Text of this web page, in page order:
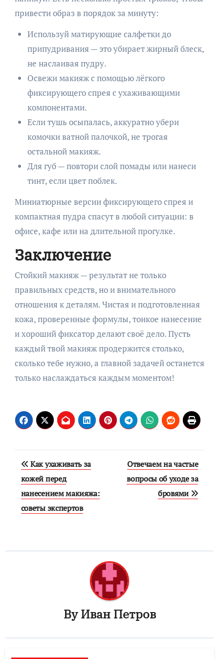
привести образ в порядок за минуту:
Используй матирующие салфетки до
припудривания — это убирает жирный блеск,
не наслаивая пудру.
Освежи макияж с помощью лёгкого
фиксирующего спрея с ухаживающими
компонентами.
Если тушь осыпалась, аккуратно убери
комочки ватной палочкой, не трогая
остальной макияж.
Для губ — повтори слой помады или нанеси
тинт, если цвет поблек.
Миниатюрные версии фиксирующего спрея и
компактная пудра спасут в любой ситуации: в
офисе, кафе или на длительной прогулке.
Заключение
Стойкий макияж — результат не только
правильных средств, но и внимательного
отношения к деталям. Чистая и подготовленная
кожа, проверенные формулы, тонкое нанесение
и хороший фиксатор делают своё дело. Пусть
каждый твой макияж продержится столько,
сколько тебе нужно, а главной задачей останется
только наслаждаться каждым моментом!
Навигация
по
записям
Как ухаживать за
кожей перед
нанесением макияжа:
советы экспертов
Отвечаем на частые
вопросы об уходе за
бровями
ByИван Петров